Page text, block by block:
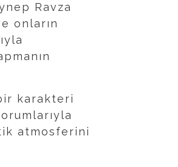
Ravza
onların
karakteri
atmosferini